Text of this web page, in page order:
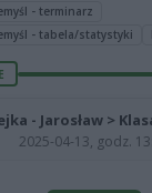
- terminarz
- tabela/statystyki
- Jarosław >
2025-04-13, godz.